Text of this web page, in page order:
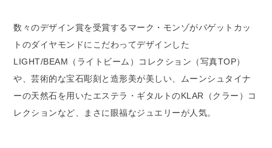
数々のデザイン賞を受賞するマーク・モンゾがバゲットカッ
トのダイヤモンドにこだわってデザインした
LIGHT/BEAM（ライトビーム）コレクション（写真TOP）
や、芸術的な宝石彫刻と造形美が美しい、ムーンシュタイナ
ーの天然石を用いたエステラ・ギタルトのKLAR（クラー）コ
レクションなど、まさに眼福なジュエリーが人気。